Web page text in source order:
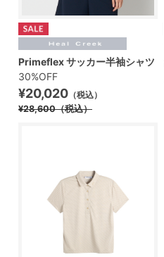
Primeflex サッカー半袖シャツ
30%OFF
¥20,020 （税込）
¥28,600（税込）